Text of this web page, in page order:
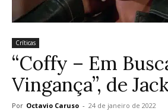
Críticas
“Coffy – Em
Vingança”, de
Por Octavio Caruso - 24 de janeiro de 2022